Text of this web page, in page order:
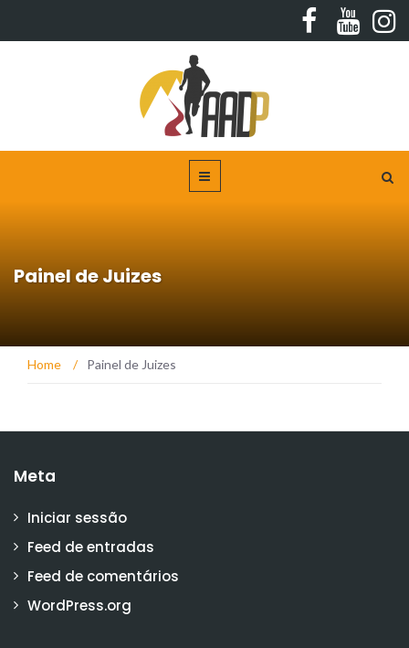
Painel de Juizes
Home / Painel de Juizes
Meta
Iniciar sessão
Feed de entradas
Feed de comentários
WordPress.org